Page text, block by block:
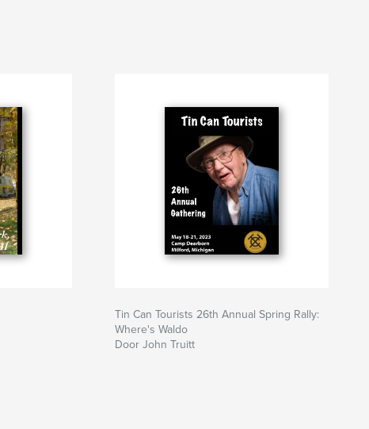
Tin Can Tourists 26th Annual Spring Rally:
Where's Waldo
Door John Truitt